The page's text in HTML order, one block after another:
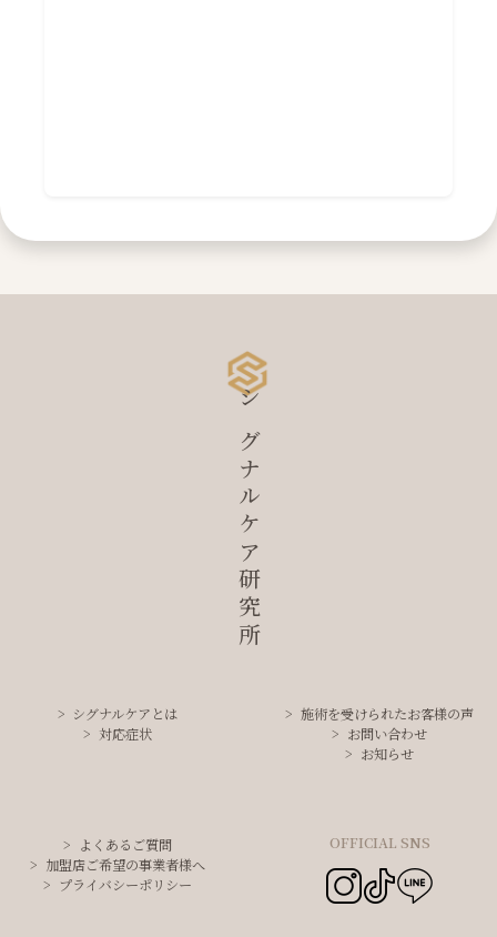
シグナルケア研究所
シグナルケアとは
対応症状
施術を受けられたお客様の声
お問い合わせ
お知らせ
よくあるご質問
加盟店ご希望の事業者様へ
プライバシーポリシー
OFFICIAL SNS